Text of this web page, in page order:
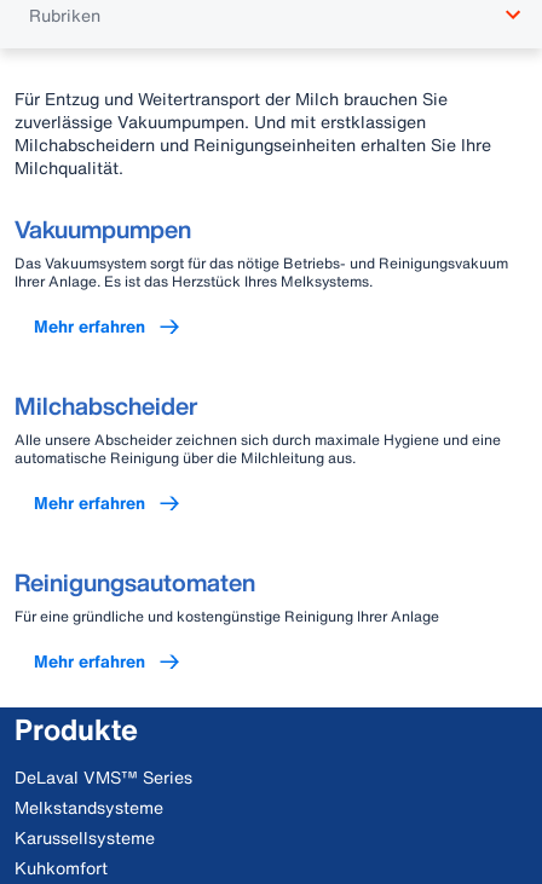
Rubriken
Für Entzug und Weitertransport der Milch brauchen Sie
zuverlässige Vakuumpumpen. Und mit erstklassigen
Milchabscheidern und Reinigungseinheiten erhalten Sie Ihre
Milchqualität.
Vakuumpumpen
Das Vakuumsystem sorgt für das nötige Betriebs- und Reinigungsvakuum
Ihrer Anlage. Es ist das Herzstück Ihres Melksystems.
Mehr erfahren
Milchabscheider
Alle unsere Abscheider zeichnen sich durch maximale Hygiene und eine
automatische Reinigung über die Milchleitung aus.
Mehr erfahren
Reinigungsautomaten
Für eine gründliche und kostengünstige Reinigung Ihrer Anlage
Mehr erfahren
Produkte
DeLaval VMS™ Series
Melkstandsysteme
Karussellsysteme
Kuhkomfort